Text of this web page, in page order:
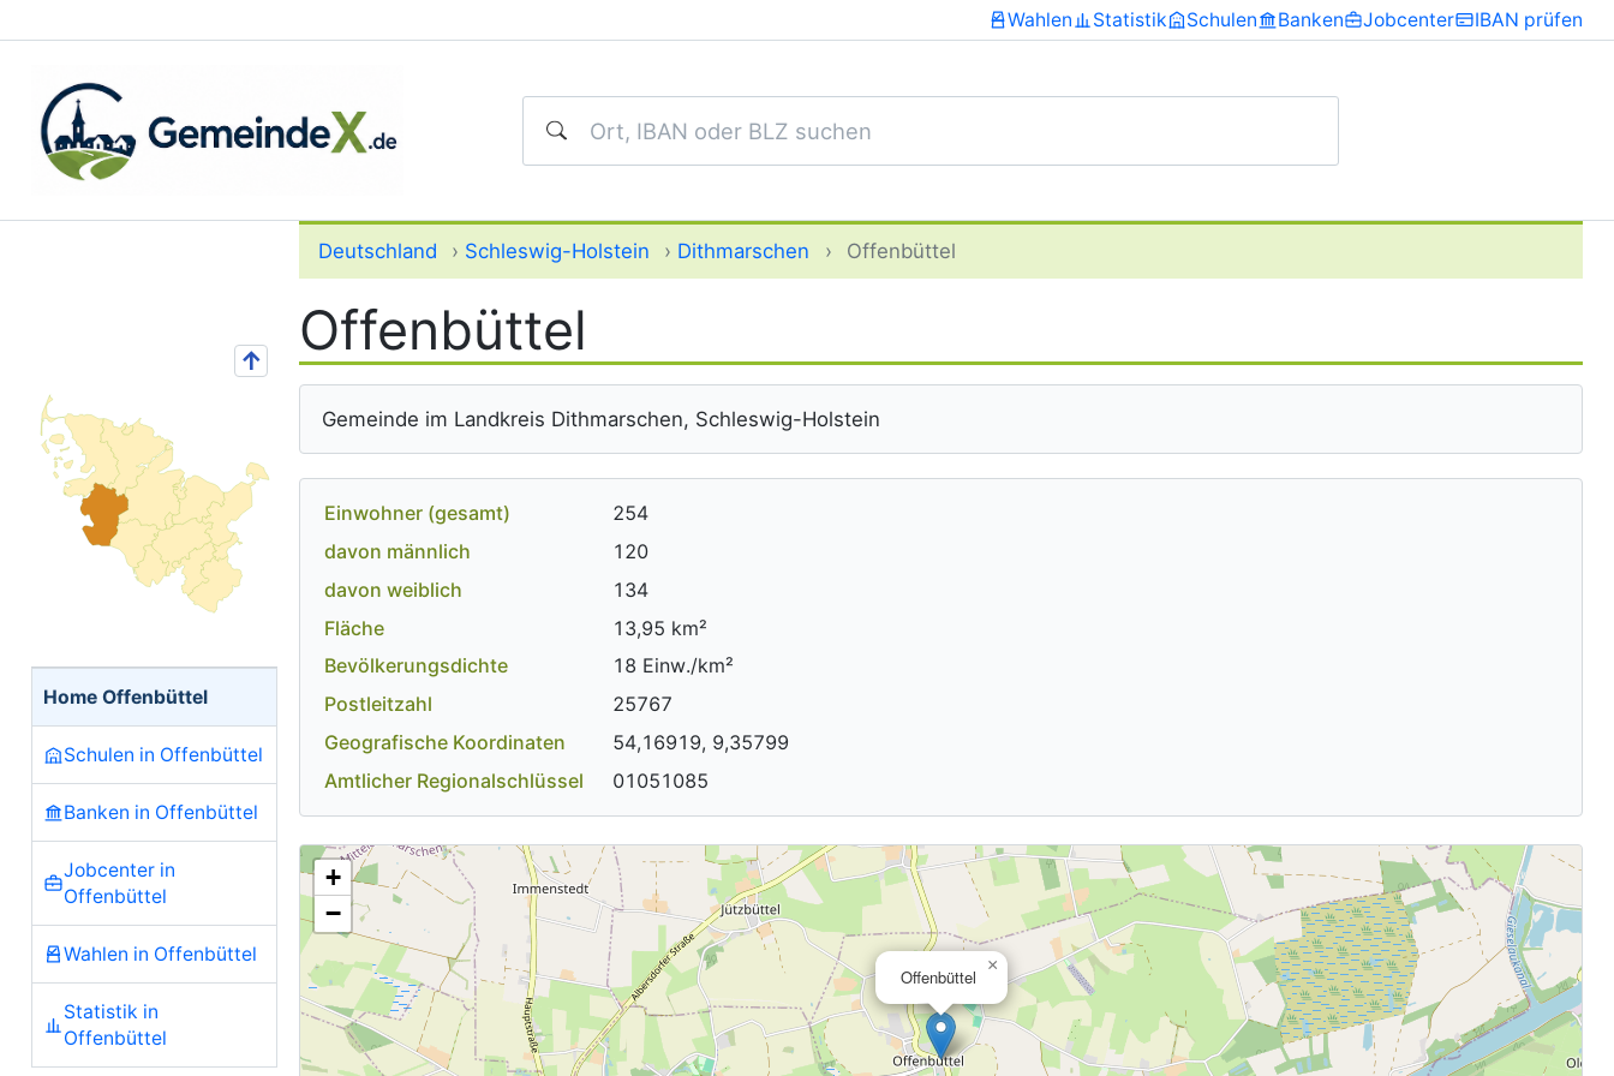
Wahlen Statistik Schulen Banken Jobcenter IBAN prüfen
↑
Home Offenbüttel
Schulen in Offenbüttel
Banken in Offenbüttel
Jobcenter in
Offenbüttel
Wahlen in Offenbüttel
Statistik in
Offenbüttel
Deutschland › Schleswig-Holstein › Dithmarschen › Offenbüttel
Offenbüttel
Gemeinde im Landkreis Dithmarschen, Schleswig-Holstein
Einwohner (gesamt)
254
davon männlich
120
davon weiblich
134
Fläche
13,95 km²
Bevölkerungsdichte
18 Einw./km²
Postleitzahl
25767
Geografische Koordinaten
54,16919, 9,35799
Amtlicher Regionalschlüssel
01051085
Offenbüttel
×
+
−